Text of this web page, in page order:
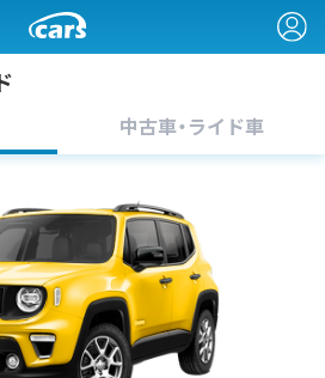
中古車・ライド車